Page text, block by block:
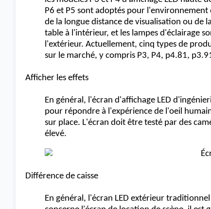
P6 et P5 sont adoptés pour l'environnement
de la longue distance de visualisation ou de
table à l'intérieur, et les lampes d'éclairage
l'extérieur. Actuellement, cinq types de
sur le marché, y compris P3, P4, p4.81,
Afficher les effets
En général, l'écran d'affichage LED
pour répondre à l'expérience de l'oeil
sur place. L'écran doit être testé par des
élevé.
Différence de caisse
En général, l'écran LED extérieur